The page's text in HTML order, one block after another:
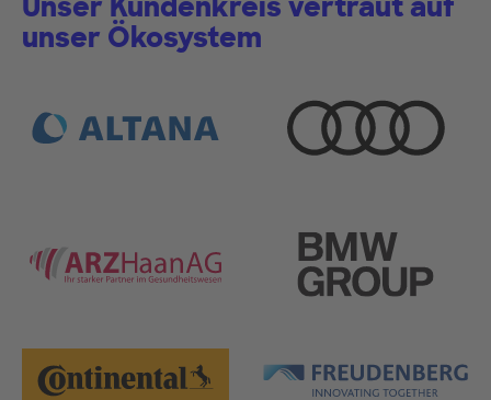
Unser Kundenkreis vertraut auf
unser Ökosystem